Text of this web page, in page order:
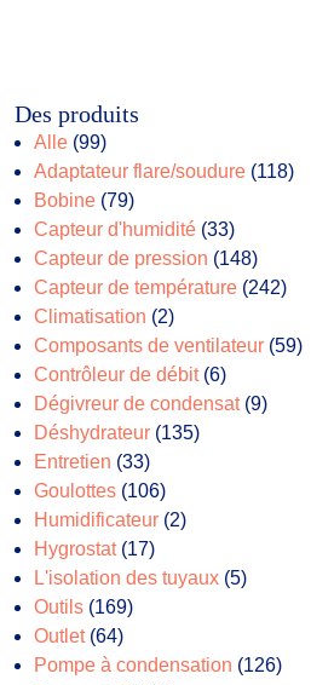
Des produits
Alle 9999
produits
Adaptateur flare/soudure 118118
Bobine 7979
produits
Capteur d'humidité 3333
produits
Capteur de pression 148148
produits
Capteur de température 242242
Climatisation 22
produits
Composants de ventilateur 5959
Contrôleur de débit 66
produits
Dégivreur de condensat 99
Déshydrateur 135135
Entretien 3333
produits
Goulottes 106106
produits
Humidificateur 22
Hygrostat 1717
produits
L'isolation des tuyaux 55
Outils 169169
Outlet 6464
produits
Pompe à condensation 126126